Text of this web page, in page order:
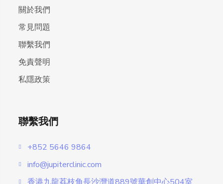
關於我們
常見問題
聯繫我們
免責聲明
私隱政策
聯繫我們
+852 5646 9864
info@jupiterclinic.com